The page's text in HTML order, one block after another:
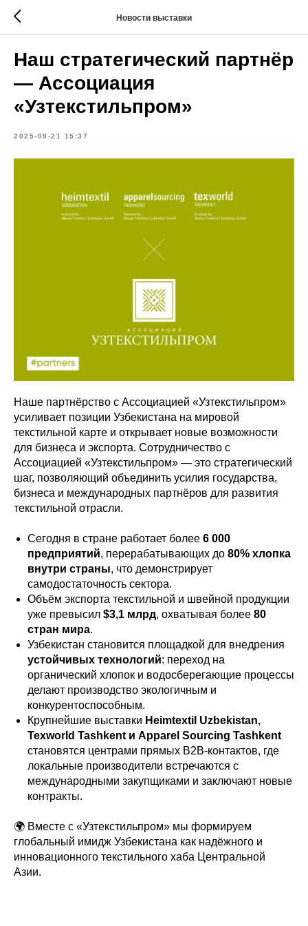
Новости выставки
Наш стратегический партнёр
— Ассоциация
«Узтекстильпром»
2025-09-21 15:37
Наше партнёрство с Ассоциацией «Узтекстильпром»
усиливает позиции Узбекистана на мировой
текстильной карте и открывает новые возможности
для бизнеса и экспорта. Сотрудничество с
Ассоциацией «Узтекстильпром» — это стратегический
шаг, позволяющий объединить усилия государства,
бизнеса и международных партнёров для развития
текстильной отрасли.
Сегодня в стране работает более 6 000
предприятий, перерабатывающих до 80% хлопка
внутри страны, что демонстрирует
самодостаточность сектора.
Объём экспорта текстильной и швейной продукции
уже превысил $3,1 млрд, охватывая более 80
стран мира.
Узбекистан становится площадкой для внедрения
устойчивых технологий: переход на
органический хлопок и водосберегающие процессы
делают производство экологичным и
конкурентоспособным.
Крупнейшие выставки Heimtextil Uzbekistan,
Texworld Tashkent и Apparel Sourcing Tashkent
становятся центрами прямых B2B-контактов, где
локальные производители встречаются с
международными закупщиками и заключают новые
контракты.
🌍 Вместе с «Узтекстильпром» мы формируем
глобальный имидж Узбекистана как надёжного и
инновационного текстильного хаба Центральной
Азии.